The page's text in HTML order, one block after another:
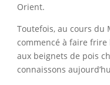
Orient.
Toutefois, au cours du
commencé à faire frire
aux beignets de pois
connaissons